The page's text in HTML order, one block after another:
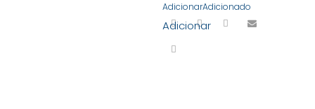
AdicionarAdicionado
Adicionar